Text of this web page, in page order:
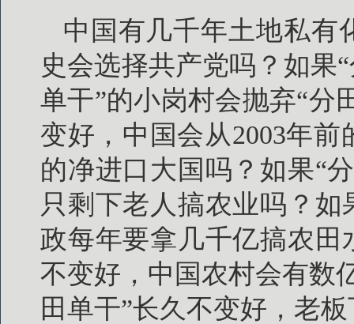
中国有几千年土地私有
史会选择共产党吗？如果
单干”的小岗村会抛弃“分
变好，中国会从2003年
的净进口大国吗？如果“
只剩下老人搞农业吗？
政每年要拿几千亿搞农田
不变好，中国农村会有数
田单干”长久不变好，老